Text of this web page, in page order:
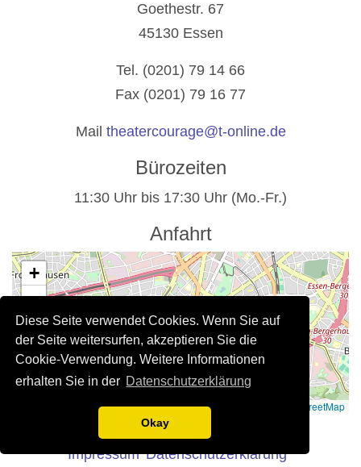
Diese Seite verwendet Cookies. Wenn Sie auf
der Seite weitersurfen, akzeptieren Sie die
Cookie-Verwendung. Weitere Informationen
erhalten Sie in der Datenschutzerklärung
Okay
Goethestr. 67
45130 Essen
Tel. (0201) 79 14 66
Fax (0201) 79 16 77
Mail theatercourage@t-online.de
Bürozeiten
11:30 Uhr bis 17:30 Uhr (Mo.-Fr.)
Anfahrt
+
−
OpenStreetMap
Rechtliche Hinweise
Impressum Datenschutzerklärung